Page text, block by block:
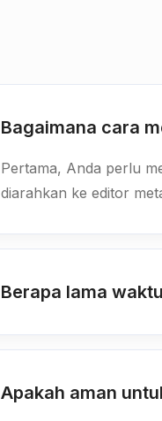
Bagaimana cara
Pertama, Anda perlu
diarahkan ke editor
Berapa lama
Apakah aman